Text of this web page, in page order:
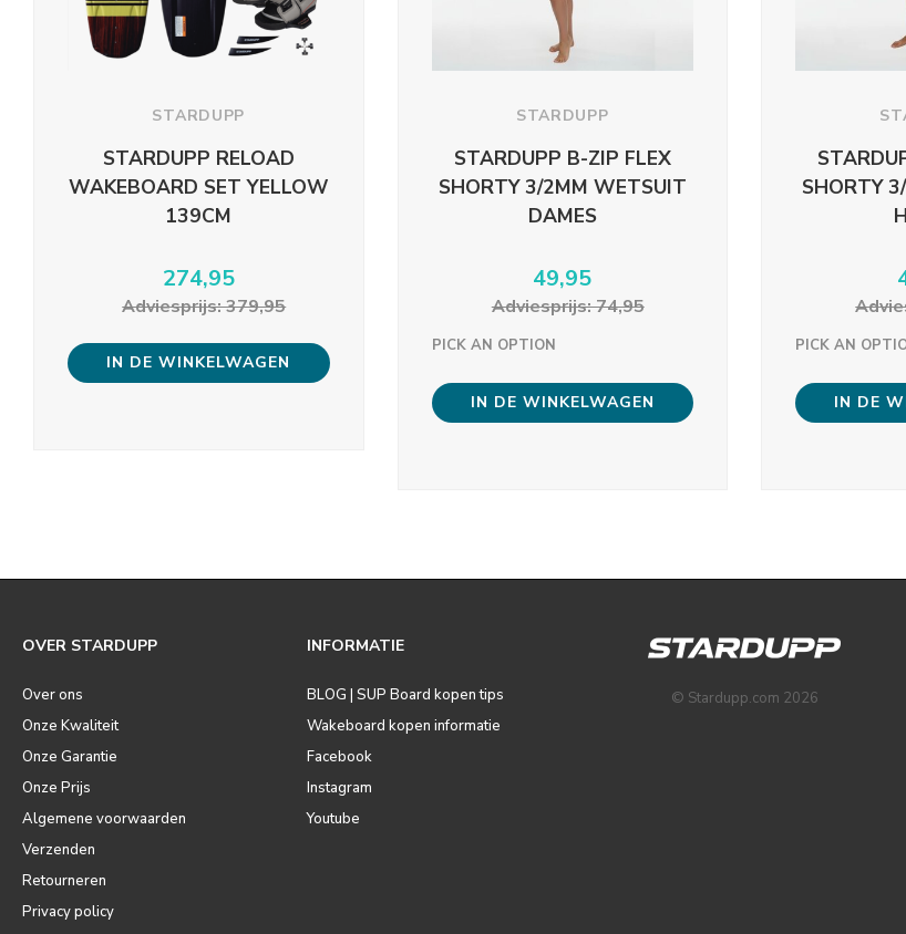
STARDUPP
STARDUPP RELOAD
WAKEBOARD SET YELLOW
139CM
274,95
Adviesprijs: 379,95
IN DE WINKELWAGEN
STARDUPP
STARDUPP B-ZIP FLEX
SHORTY 3/2MM WETSUIT
DAMES
49,95
Adviesprijs: 74,95
PICK AN OPTION
IN DE WINKELWAGEN
SHORTY
PICK AN
IN DE
OVER STARDUPP
Over ons
Onze Kwaliteit
Onze Garantie
Onze Prijs
Algemene voorwaarden
Verzenden
Retourneren
Privacy policy
INFORMATIE
BLOG | SUP Board kopen tips
Wakeboard kopen informatie
Facebook
Instagram
Youtube
© Stardupp.com 2026